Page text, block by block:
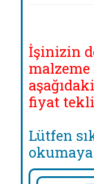
İşinizin
malzeme
fiyat
Lütfen